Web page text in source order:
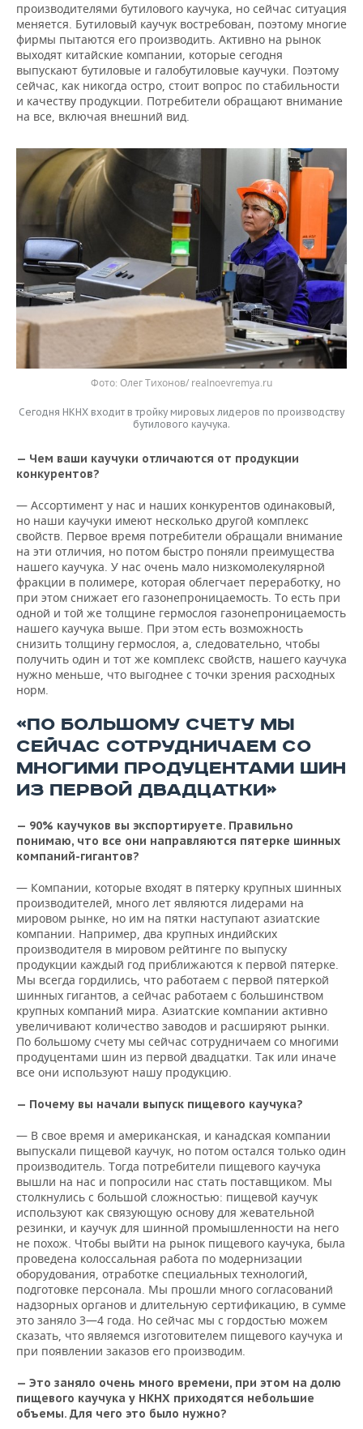
производителями бутилового каучука, но сейчас ситуация
меняется. Бутиловый каучук востребован, поэтому многие
фирмы пытаются его производить. Активно на рынок
выходят китайские компании, которые сегодня
выпускают бутиловые и галобутиловые каучуки. Поэтому
сейчас, как никогда остро, стоит вопрос по стабильности
и качеству продукции. Потребители обращают внимание
на все, включая внешний вид.
Фото: Олег Тихонов/ realnoevremya.ru
Сегодня НКНХ входит в тройку мировых лидеров по производству
бутилового каучука.
— Чем ваши каучуки отличаются от продукции
конкурентов?
— Ассортимент у нас и наших конкурентов одинаковый,
но наши каучуки имеют несколько другой комплекс
свойств. Первое время потребители обращали внимание
на эти отличия, но потом быстро поняли преимущества
нашего каучука. У нас очень мало низкомолекулярной
фракции в полимере, которая облегчает переработку, но
при этом снижает его газонепроницаемость. То есть при
одной и той же толщине гермослоя газонепроницаемость
нашего каучука выше. При этом есть возможность
снизить толщину гермослоя, а, следовательно, чтобы
получить один и тот же комплекс свойств, нашего каучука
нужно меньше, что выгоднее с точки зрения расходных
норм.
«ПО БОЛЬШОМУ СЧЕТУ МЫ
СЕЙЧАС СОТРУДНИЧАЕМ СО
МНОГИМИ ПРОДУЦЕНТАМИ ШИН
ИЗ ПЕРВОЙ ДВАДЦАТКИ»
— 90% каучуков вы экспортируете. Правильно
понимаю, что все они направляются пятерке шинных
компаний-гигантов?
— Компании, которые входят в пятерку крупных шинных
производителей, много лет являются лидерами на
мировом рынке, но им на пятки наступают азиатские
компании. Например, два крупных индийских
производителя в мировом рейтинге по выпуску
продукции каждый год приближаются к первой пятерке.
Мы всегда гордились, что работаем с первой пятеркой
шинных гигантов, а сейчас работаем с большинством
крупных компаний мира. Азиатские компании активно
увеличивают количество заводов и расширяют рынки.
По большому счету мы сейчас сотрудничаем со многими
продуцентами шин из первой двадцатки. Так или иначе
все они используют нашу продукцию.
— Почему вы начали выпуск пищевого каучука?
— В свое время и американская, и канадская компании
выпускали пищевой каучук, но потом остался только один
производитель. Тогда потребители пищевого каучука
вышли на нас и попросили нас стать поставщиком. Мы
столкнулись с большой сложностью: пищевой каучук
используют как связующую основу для жевательной
резинки, и каучук для шинной промышленности на него
не похож. Чтобы выйти на рынок пищевого каучука, была
проведена колоссальная работа по модернизации
оборудования, отработке специальных технологий,
подготовке персонала. Мы прошли много согласований
надзорных органов и длительную сертификацию, в сумме
это заняло 3—4 года. Но сейчас мы с гордостью можем
сказать, что являемся изготовителем пищевого каучука и
при появлении заказов его производим.
— Это заняло очень много времени, при этом на долю
пищевого каучука у НКНХ приходятся небольшие
объемы. Для чего это было нужно?